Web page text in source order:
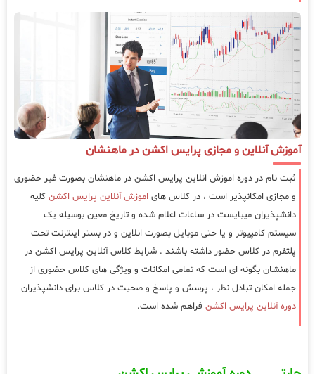
آموزش آنلاین و مجازی پرایس اکشن در ماهنشان
ثبت نام در دوره اموزش انلاین پرایس اکشن در ماهنشان بصورت غیر حضوری
و مجازی امکانپذیر است ، در کلاس های اموزش آنلاین پرایس اکشن کلیه
دانشپذیران میبایست در ساعات اعلام شده و تاریخ معین بوسیله یک
سیستم کامپیوتر و یا حتی موبایل بصورت انلاین و در بستر اینترنت تحت
پلتفرم در کلاس حضور داشته باشند . شرایط کلاس آنلاین پرایس اکشن در
ماهنشان بگونه ای است که تمامی امکانات و ویژگی های کلاس حضوری از
جمله امکان تبادل نظر ، پرسش و پاسخ و صحبت در کلاس برای دانشپذیران
دوره آنلاین پرایس اکشن فراهم شده است.